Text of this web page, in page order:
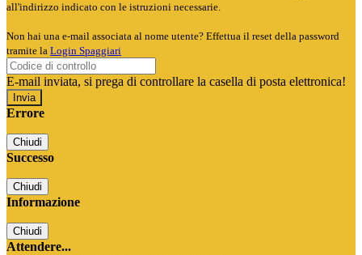
all'indirizzo indicato con le istruzioni necessarie.
Non hai una e-mail associata al nome utente? Effettua il reset della password
tramite la Login Spaggiari
E-mail inviata, si prega di controllare la casella di posta elettronica!
Errore
Chiudi
Successo
Chiudi
Informazione
Chiudi
Attendere...